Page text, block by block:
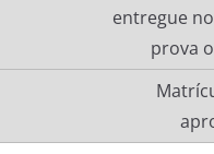
entregue
prova